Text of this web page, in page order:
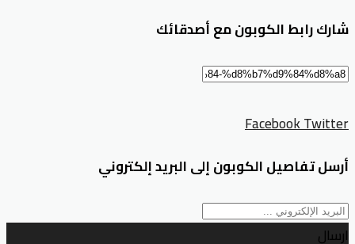
شارك رابط الكوبون مع أصدقائك
FacebookTwitter
أرسل تفاصيل الكوبون إلى البريد إلكتروني
ارسال